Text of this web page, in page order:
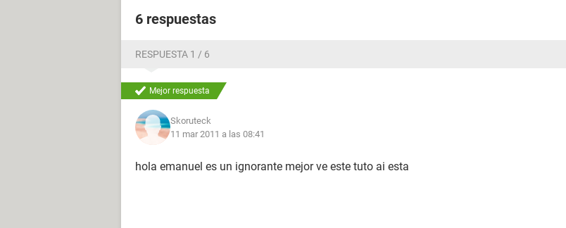
6 respuestas
RESPUESTA 1 / 6
Mejor respuesta
Skoruteck
11 mar 2011 a las 08:41
hola emanuel es un ignorante mejor ve este tuto ai esta